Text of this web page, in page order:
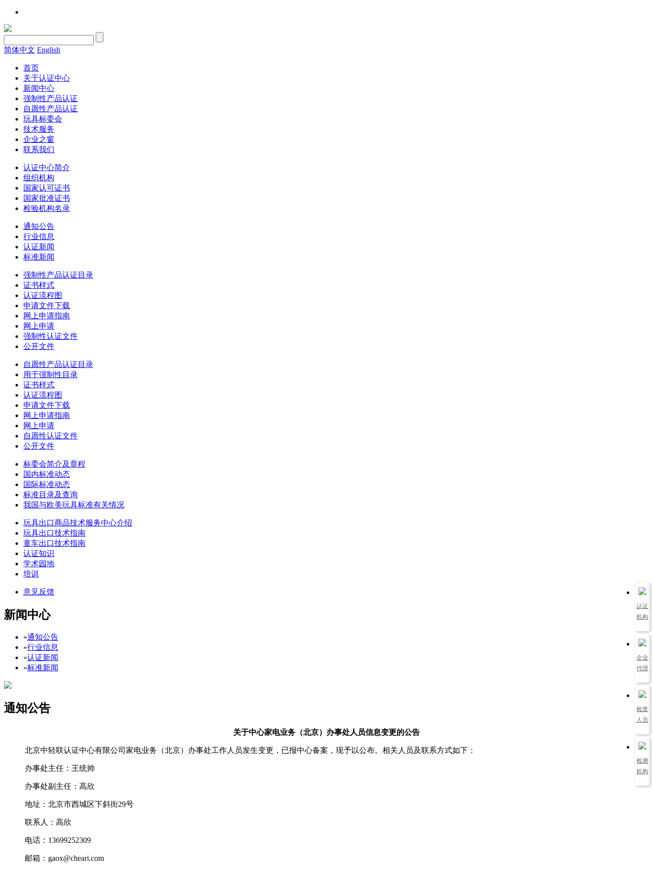
简体中文 English
首页
关于认证中心
新闻中心
强制性产品认证
自愿性产品认证
玩具标委会
技术服务
企业之窗
联系我们
认证中心简介
组织机构
国家认可证书
国家批准证书
检验机构名录
通知公告
行业信息
认证新闻
标准新闻
强制性产品认证目录
证书样式
认证流程图
申请文件下载
网上申请指南
网上申请
强制性认证文件
公开文件
自愿性产品认证目录
用于强制性目录
证书样式
认证流程图
申请文件下载
网上申请指南
网上申请
自愿性认证文件
公开文件
标委会简介及章程
国内标准动态
国际标准动态
标准目录及查询
我国与欧美玩具标准有关情况
玩具出口商品技术服务中心介绍
玩具出口技术指南
童车出口技术指南
认证知识
学术园地
培训
意见反馈
新闻中心
»通知公告
»行业信息
»认证新闻
»标准新闻
通知公告
关于中心家电业务（北京）办事处人员信息变更的公告
北京中轻联认证中心有限公司家电业务（北京）办事处工作人员发生变更，已报中心备案，现予以公布。相关人员及联系方式如下：
办事处主任：王统帅
办事处副主任：高欣
地址：北京市西城区下斜街29号
联系人：高欣
电话： 13699252309
邮箱： gaox@cheari.com
认证
机构
企业
代理
检查
人员
检测
机构